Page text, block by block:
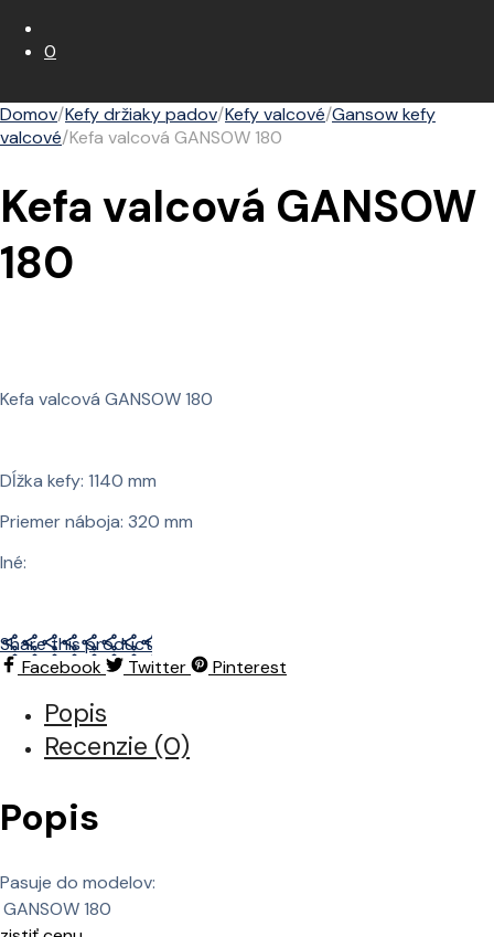
0
Domov/Kefy držiaky padov/Kefy valcové/Gansow kefy
valcové/Kefa valcová GANSOW 180
Kefa valcová GANSOW
180
Kefa valcová GANSOW 180
Dĺžka kefy: 1140 mm
Priemer náboja: 320 mm
Iné:
Share this product
Facebook
Twitter Pinterest
Popis
Recenzie (0)
Popis
Pasuje do modelov:
GANSOW180